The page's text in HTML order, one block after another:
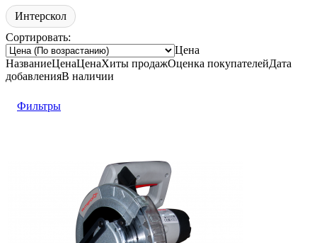
Интерскол
Сортировать:
Цена
НазваниеЦенаЦенаХиты продажОценка покупателейДата
добавленияВ наличии
Фильтры